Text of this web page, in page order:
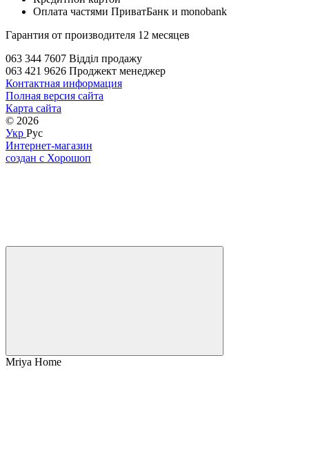
Оплата частями ПриватБанк и monobank
Гарантия от производителя 12 месяцев
063 344 7607 Відділ продажу
063 421 9626 Проджект менеджер
Контактная информация
Полная версия сайта
Карта сайта
© 2026
Укр Рус
Интернет-магазин
создан с Хорошоп
Mriya Home